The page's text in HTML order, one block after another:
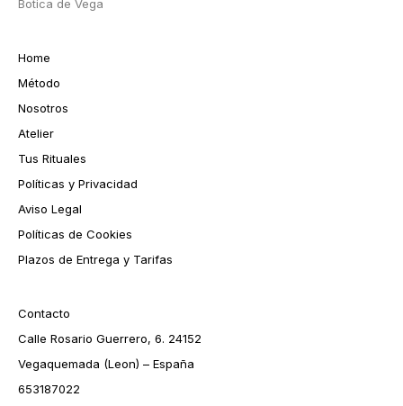
Botica de Vega
Home
Método
Nosotros
Atelier
Tus Rituales
Políticas y Privacidad
Aviso Legal
Políticas de Cookies
Plazos de Entrega y Tarifas
Contacto
Calle Rosario Guerrero, 6. 24152
Vegaquemada (Leon) – España
653187022